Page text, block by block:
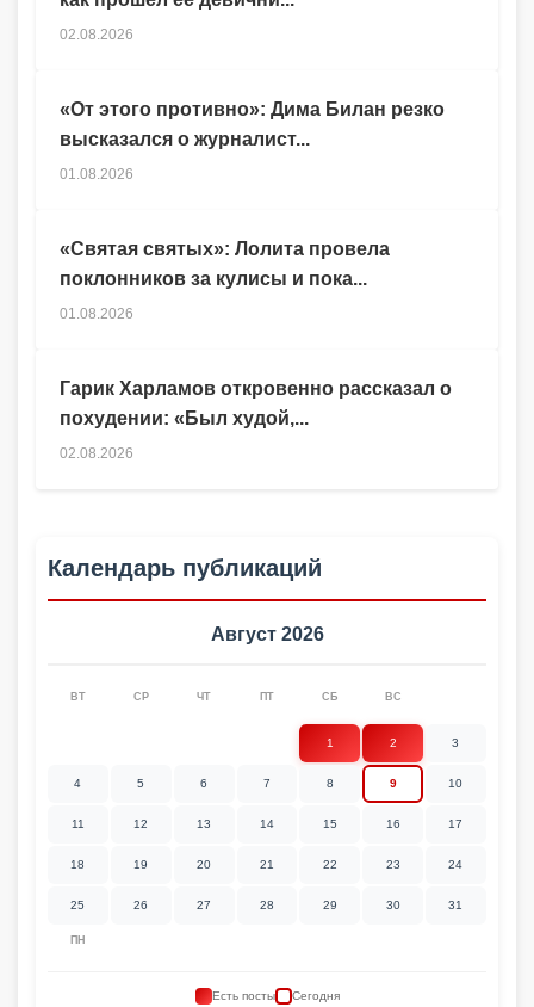
Гарик Харламов откровенно рассказал о
похудении: «Был худой,...
02.08.2026
02.08.2026
«От этого противно»: Дима Билан резко
высказался о журналист...
01.08.2026
«Святая святых»: Лолита провела
поклонников за кулисы и пока...
01.08.2026
Календарь публикаций
Август 2026
ПН
ВТ СР ЧТ ПТ СБ ВС
1 2 3
4 5 6 7 8 9 10
11 12 13 14 15 16 17
18 19 20 21 22 23 24
25 26 27 28 29 30 31
Есть посты Сегодня